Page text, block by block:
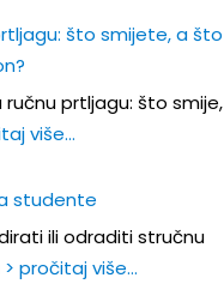
što smijete, a što
ručnu prtljagu: što smije,
više…
studente
ili odraditi stručnu
> pročitaj više…